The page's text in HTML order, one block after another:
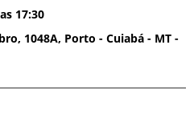
17:30
1048A, Porto - Cuiabá - MT -